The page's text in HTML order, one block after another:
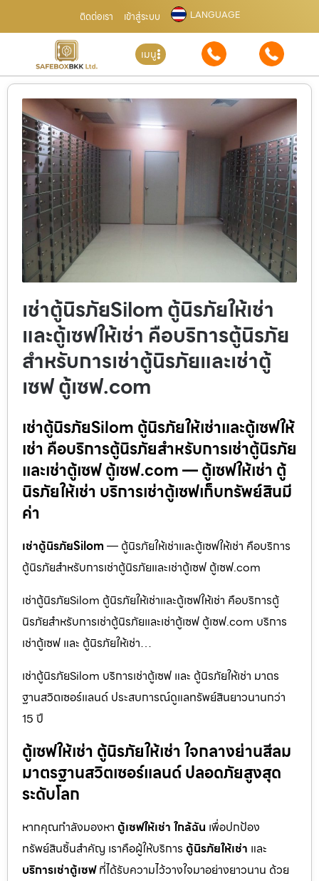
ติดต่อเรา เข้าสู่ระบบ LANGUAGE
เมนู
เช่าตู้นิรภัยSilom ตู้นิรภัยให้เช่า
และตู้เซฟให้เช่า คือบริการตู้นิรภัย
สำหรับการเช่าตู้นิรภัยและเช่าตู้
เซฟ ตู้เซฟ.com
เช่าตู้นิรภัยSilom ตู้นิรภัยให้เช่าและตู้เซฟให้
เช่า คือบริการตู้นิรภัยสำหรับการเช่าตู้นิรภัย
และเช่าตู้เซฟ ตู้เซฟ.com — ตู้เซฟให้เช่า ตู้
นิรภัยให้เช่า บริการเช่าตู้เซฟเก็บทรัพย์สินมี
ค่า
เช่าตู้นิรภัยSilom — ตู้นิรภัยให้เช่าและตู้เซฟให้เช่า คือบริการ
ตู้นิรภัยสำหรับการเช่าตู้นิรภัยและเช่าตู้เซฟ ตู้เซฟ.com
เช่าตู้นิรภัยSilom ตู้นิรภัยให้เช่าและตู้เซฟให้เช่า คือบริการตู้
นิรภัยสำหรับการเช่าตู้นิรภัยและเช่าตู้เซฟ ตู้เซฟ.com บริการ
เช่าตู้เซฟ และ ตู้นิรภัยให้เช่า…
เช่าตู้นิรภัยSilom บริการเช่าตู้เซฟ และ ตู้นิรภัยให้เช่า มาตร
ฐานสวิตเซอร์แลนด์ ประสบการณ์ดูแลทรัพย์สินยาวนานกว่า
15 ปี
ตู้เซฟให้เช่า ตู้นิรภัยให้เช่า ใจกลางย่านสีลม
มาตรฐานสวิตเซอร์แลนด์ ปลอดภัยสูงสุด
ระดับโลก
หากคุณกำลังมองหา ตู้เซฟให้เช่า ใกล้ฉัน เพื่อปกป้อง
ทรัพย์สินชิ้นสำคัญ เราคือผู้ให้บริการ ตู้นิรภัยให้เช่า และ
บริการเช่าตู้เซฟที่ได้รับความไว้วางใจมาอย่างยาวนาน ด้วย